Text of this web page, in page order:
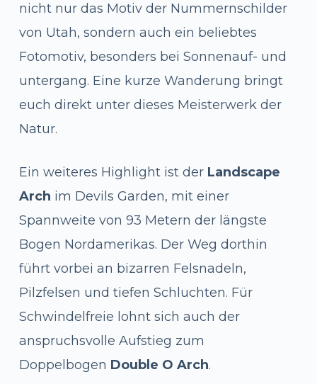
nicht nur das Motiv der Nummernschilder
von Utah, sondern auch ein beliebtes
Fotomotiv, besonders bei Sonnenauf- und
untergang. Eine kurze Wanderung bringt
euch direkt unter dieses Meisterwerk der
Natur.
Ein weiteres Highlight ist der Landscape
Arch im Devils Garden, mit einer
Spannweite von 93 Metern der längste
Bogen Nordamerikas. Der Weg dorthin
führt vorbei an bizarren Felsnadeln,
Pilzfelsen und tiefen Schluchten. Für
Schwindelfreie lohnt sich auch der
anspruchsvolle Aufstieg zum
Doppelbogen Double O Arch.